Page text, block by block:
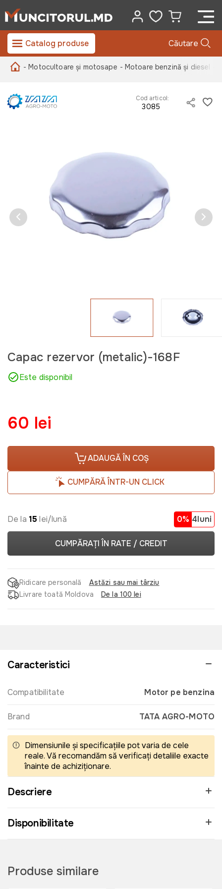
Catalog produse Căutare
- Motocultoare și motosape - Motoare benzină și diesel
Cod articol:
3085
Capac rezervor (metalic)-168F
Este disponibil
60 lei
ADAUGĂ ÎN COȘ
CUMPĂRĂ ÎNTR-UN CLICK
De la 15 lei/lună 0% 4luni
CUMPĂRAȚI ÎN RATE / CREDIT
Ridicare personală
Astăzi sau mai târziu
Livrare toată Moldova
De la 100 lei
Caracteristici
Compatibilitate Motor pe benzina
Brand TATA AGRO-MOTO
Dimensiunile și specificațiile pot varia de cele
reale. Vă recomandăm să verificați detaliile exacte
înainte de achiziționare.
Descriere
Disponibilitate
Produse similare